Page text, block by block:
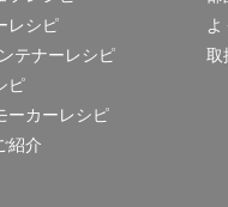
レシピ
テナーレシピ
ピ
ーカーレシピ
紹介
取